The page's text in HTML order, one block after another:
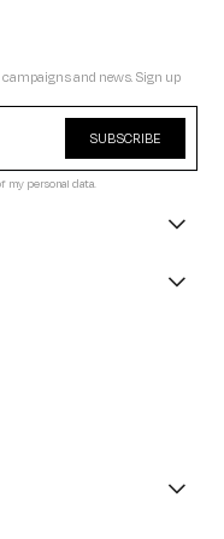
and news. Sign up
SUBSCRIBE
my personal data.